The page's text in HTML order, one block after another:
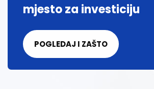
mjesto za investiciju
POGLEDAJ I ZAŠTO